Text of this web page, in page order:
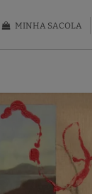
MINHA SACOLA